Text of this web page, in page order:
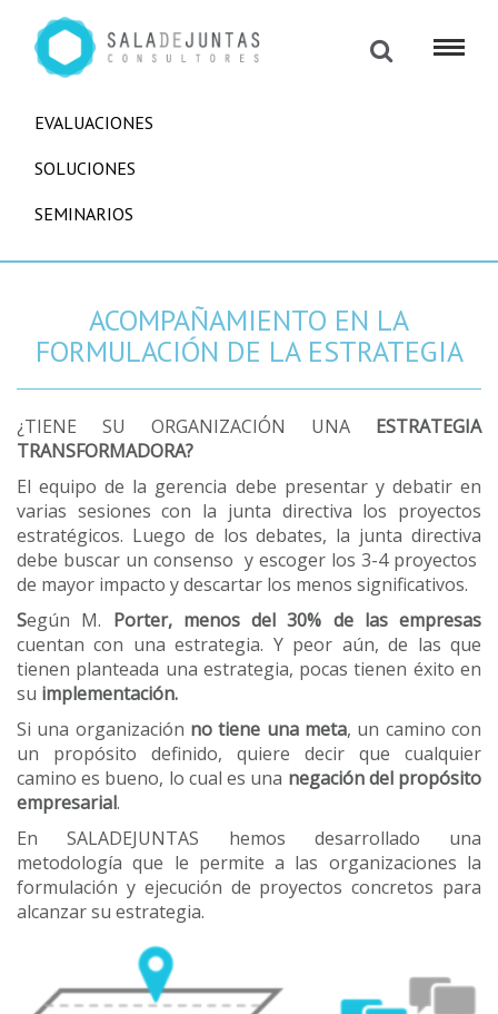
EVALUACIONES
SOLUCIONES
SEMINARIOS
ACOMPAÑAMIENTO EN LA
FORMULACIÓN DE LA ESTRATEGIA
¿TIENE SU ORGANIZACIÓN UNA ESTRATEGIA
TRANSFORMADORA?
El equipo de la gerencia debe presentar y debatir en
varias sesiones con la junta directiva los proyectos
estratégicos. Luego de los debates, la junta directiva
debe buscar un consenso y escoger los 3-4 proyectos
de mayor impacto y descartar los menos significativos.
Según M. Porter, menos del 30% de las empresas
cuentan con una estrategia. Y peor aún, de las que
tienen planteada una estrategia, pocas tienen éxito en
su implementación.
Si una organización no tiene una meta, un camino con
un propósito definido, quiere decir que cualquier
camino es bueno, lo cual es una negación del propósito
empresarial.
En SALADEJUNTAS hemos desarrollado una
metodología que le permite a las organizaciones la
formulación y ejecución de proyectos concretos para
alcanzar su estrategia.